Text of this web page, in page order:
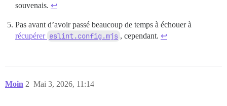
souvenais. ↩︎
Pas avant d’avoir passé beaucoup de temps à échouer à
récupérer eslint.config.mjs , cependant. ↩︎
Moin Mai 3, 2026, 11:14
2